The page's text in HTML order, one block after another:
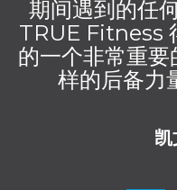
期间遇到的任
TRUE Fitness
的一个非常重
样的后备力